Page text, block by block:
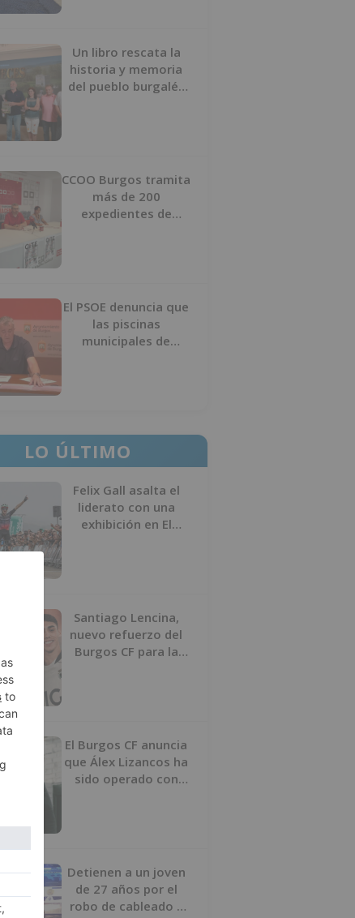
Un libro rescata la
historia y memoria
del pueblo burgalés
CCOO Burgos tramita
más de 200
expedientes de
El PSOE denuncia que
las piscinas
municipales de
LO ÚLTIMO
Felix Gall asalta el
liderato con una
exhibición en El
Santiago Lencina,
nuevo refuerzo del
Burgos CF para la
El Burgos CF anuncia
que Álex Lizancos ha
sido operado con
Detienen a un joven
de 27 años por el
robo de cableado y